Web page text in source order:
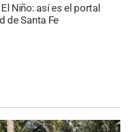
Niño: así es el portal
de Santa Fe